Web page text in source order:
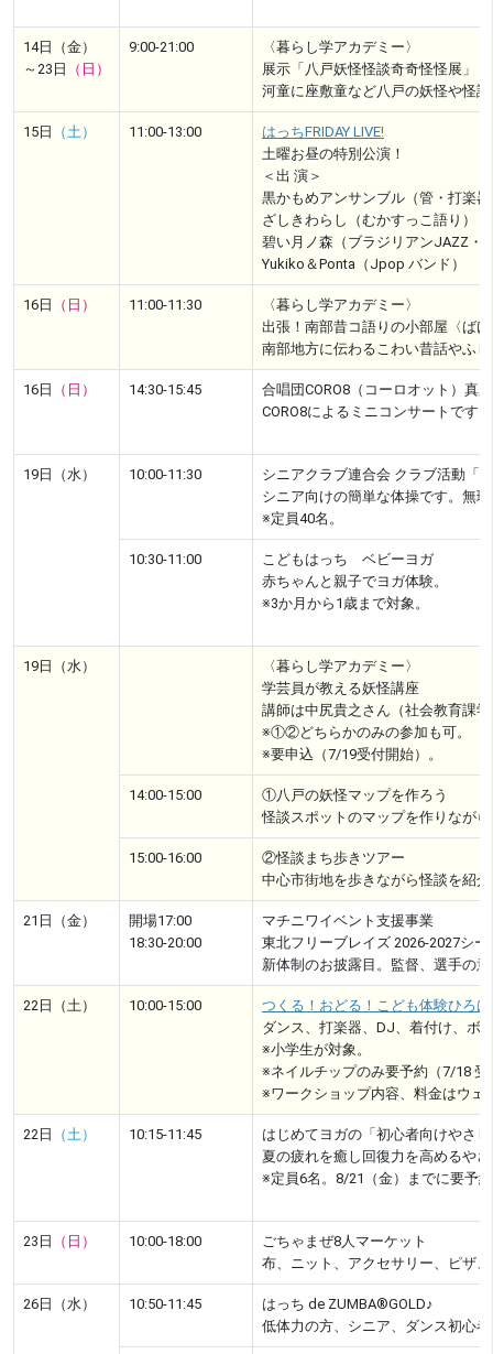
14日（金）
～23日
（日）
9:00-21:00
〈暮らし学アカデミー〉
展示「八戸妖怪怪談奇奇怪怪展」
河童に座敷童など八戸の妖怪や怪
15日 （土） 11:00-13:00
はっちFRIDAY LIVE!
土曜お昼の特別公演！
＜出 演＞
黒かもめアンサンブル（管・打楽
ざしきわらし（むかすっこ語り）
碧い月ノ森（ブラジリアンJAZZ・
Yukiko＆Ponta（Jpop バンド）
16日 （日） 11:00-11:30
〈暮らし学アカデミー〉
出張！南部昔コ語りの小部屋〈ば
南部地方に伝わるこわい昔話やふ
16日 （日） 14:30-15:45
合唱団CORO8（コーロオット）真
CORO8によるミニコンサートです
19日（水） 10:00-11:30
シニアクラブ連合会 クラブ活動「
シニア向けの簡単な体操です。無
※定員40名。
10:30-11:00
こどもはっち ベビーヨガ
赤ちゃんと親子でヨガ体験。
※3か月から1歳まで対象。
19日（水）
〈暮らし学アカデミー〉
学芸員が教える妖怪講座
講師は中尻貴之さん（社会教育課
※①②どちらかのみの参加も可。
※要申込（7/19受付開始）。
14:00-15:00
①八戸の妖怪マップを作ろう
怪談スポットのマップを作りなが
15:00-16:00
②怪談まち歩きツアー
中心市街地を歩きながら怪談を紹
21日（金）
開場17:00
18:30-20:00
マチニワイベント支援事業
東北フリーブレイズ 2026-2027シ
新体制のお披露目。監督、選手の
22日（土） 10:00-15:00
つくる！おどる！こども体験ひろば
ダンス、打楽器、DJ、着付け、ボ
※小学生が対象。
※ネイルチップのみ要予約（7/18 受
※ワークショップ内容、料金はウェ
22日 （土） 10:15-11:45
はじめてヨガの「初心者向けやさ
夏の疲れを癒し回復力を高めるや
※定員6名。8/21（金）までに要予
23日 （日） 10:00-18:00
ごちゃまぜ8人マーケット
布、ニット、アクセサリー、ピザ
26日（水） 10:50-11:45
はっち de ZUMBA®GOLD♪
低体力の方、シニア、ダンス初心